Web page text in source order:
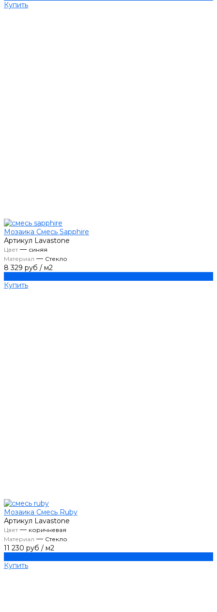
Купить
Мозаика Смесь Sapphire
Артикул Lavastone
Цвет— синяя
Материал — Стекло
8 329 руб / м2
Купить
Мозаика Смесь Ruby
Артикул Lavastone
Цвет— коричневая
Материал — Стекло
11 230 руб / м2
Купить